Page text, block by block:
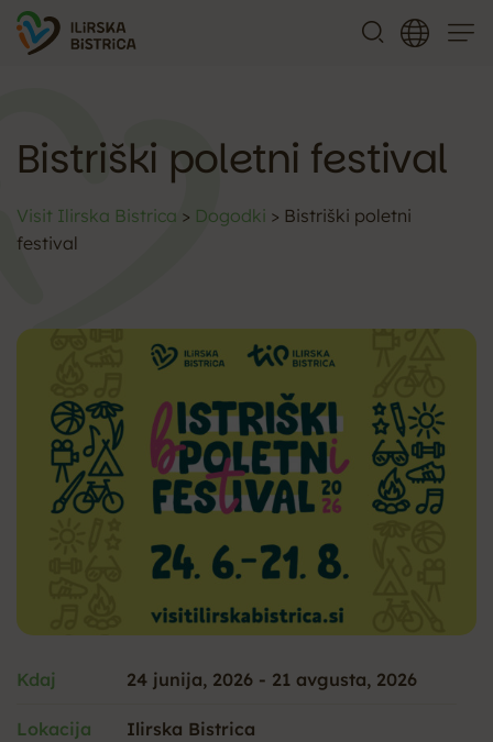
Bistriški poletni festival
Visit Ilirska Bistrica > Dogodki > Bistriški poletni
festival
Kdaj 24 junija, 2026 - 21 avgusta, 2026
Lokacija Ilirska Bistrica